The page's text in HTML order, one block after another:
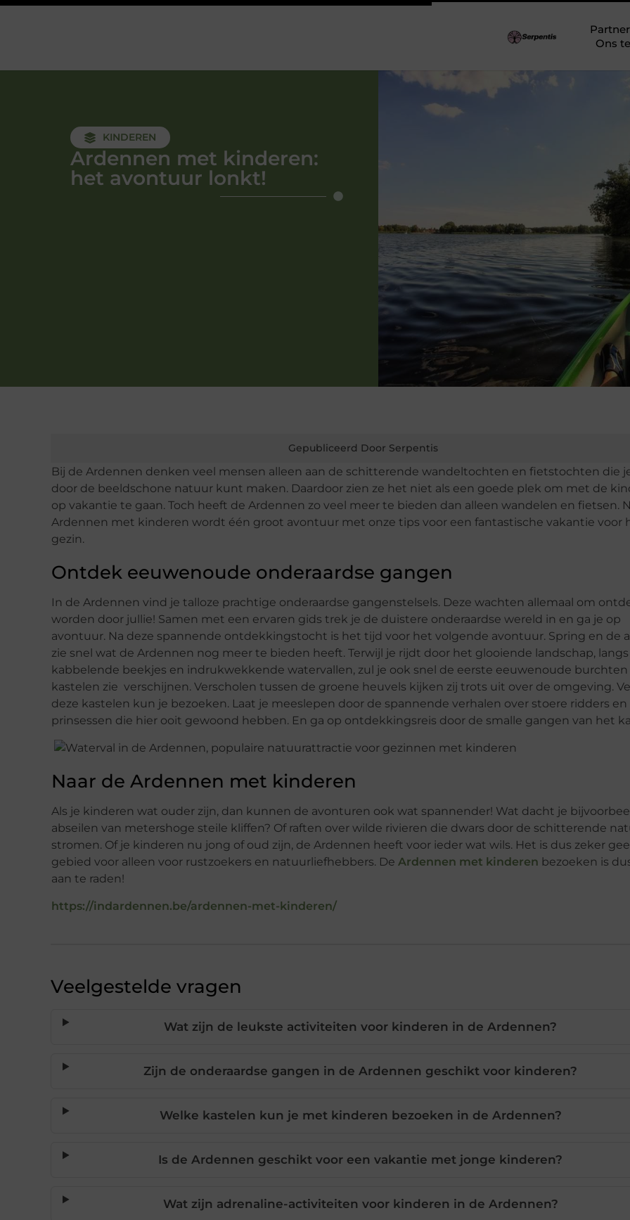
Ons
KINDEREN
Ardennen met kinderen:
het avontuur lonkt!
Gepubliceerd Door Serpentis
Bij de Ardennen denken veel mensen alleen aan de schitterende wandeltochten en fietstochten die
door de beeldschone natuur kunt maken. Daardoor zien ze het niet als een goede plek om met de
op vakantie te gaan. Toch heeft de Ardennen zo veel meer te bieden dan alleen wandelen en fietsen.
Ardennen met kinderen wordt één groot avontuur met onze tips voor een fantastische vakantie voor
gezin.
Ontdek eeuwenoude onderaardse gangen
In de Ardennen vind je talloze prachtige onderaardse gangenstelsels. Deze wachten allemaal om
worden door jullie! Samen met een ervaren gids trek je de duistere onderaardse wereld in en ga je op
avontuur. Na deze spannende ontdekkingstocht is het tijd voor het volgende avontuur. Spring en de
zie snel wat de Ardennen nog meer te bieden heeft. Terwijl je rijdt door het glooiende landschap,
kabbelende beekjes en indrukwekkende watervallen, zul je ook snel de eerste eeuwenoude
kastelen zie verschijnen. Verscholen tussen de groene heuvels kijken zij trots uit over de omgeving.
deze kastelen kun je bezoeken. Laat je meeslepen door de spannende verhalen over stoere ridders en
prinsessen die hier ooit gewoond hebben. En ga op ontdekkingsreis door de smalle gangen van het
Naar de Ardennen met kinderen
Als je kinderen wat ouder zijn, dan kunnen de avonturen ook wat spannender! Wat dacht je
abseilen van metershoge steile kliffen? Of raften over wilde rivieren die dwars door de schitterende
stromen. Of je kinderen nu jong of oud zijn, de Ardennen heeft voor ieder wat wils. Het is dus zeker
gebied voor alleen voor rustzoekers en natuurliefhebbers. De Ardennen met kinderen bezoeken is
aan te raden!
https://indardennen.be/ardennen-met-kinderen/
Veelgestelde vragen
Wat zijn de leukste activiteiten voor kinderen in de Ardennen?
Zijn de onderaardse gangen in de Ardennen geschikt voor kinderen?
Welke kastelen kun je met kinderen bezoeken in de Ardennen?
Is de Ardennen geschikt voor een vakantie met jonge kinderen?
Wat zijn adrenaline-activiteiten voor kinderen in de Ardennen?